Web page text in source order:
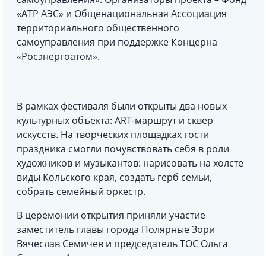
«АТР АЭС» и Общенациональная Ассоциация
территориального общественного
самоуправления при поддержке Концерна
«Росэнергоатом».
В рамках фестиваля были открыты два новых
культурных объекта: ART-маршрут и сквер
искусств. На творческих площадках гости
праздника смогли почувствовать себя в роли
художников и музыкантов: нарисовать на холсте
виды Кольского края, создать герб семьи,
собрать семейный оркестр.
В церемонии открытия приняли участие
заместитель главы города Полярные Зори
Вячеслав Семичев и председатель ТОС Ольга